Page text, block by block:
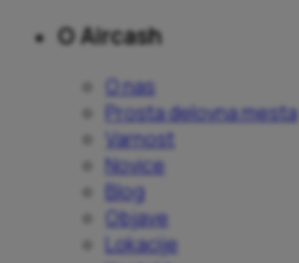
O Aircash
O nas
Prosta delovna mesta
Varnost
Novice
Blog
Objave
Lokacije